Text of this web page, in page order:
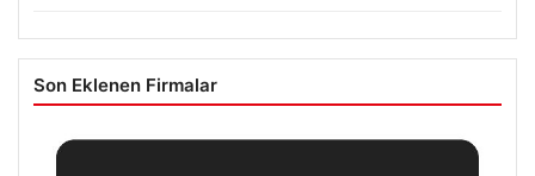
Son Eklenen Firmalar